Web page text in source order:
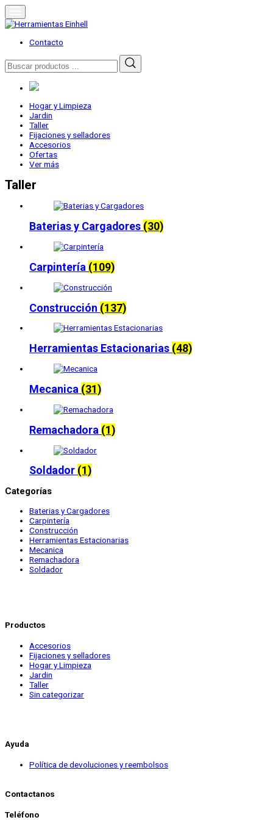
Skip
to
content
Herramientas Einhell
Distribuidor Oficial
Contacto
Buscar
por:
Hogar y Limpieza
Jardin
Taller
Fijaciones y selladores
Accesorios
Ofertas
Ver más
Taller
Baterias y Cargadores (30)
Carpintería (109)
Construcción (137)
Herramientas Estacionarias (48)
Mecanica (31)
Remachadora (1)
Soldador (1)
Categorías
Baterias y Cargadores
Carpintería
Construcción
Herramientas Estacionarias
Mecanica
Remachadora
Soldador
Productos
Accesorios
Fijaciones y selladores
Hogar y Limpieza
Jardin
Taller
Sin categorizar
Ayuda
Política de devoluciones y reembolsos
Contactanos
Teléfono